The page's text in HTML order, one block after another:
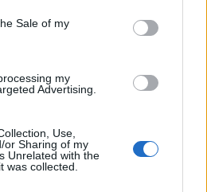
Sale of my
my
Advertising.
Use,
or Sharing of my
Unrelated with the
was collected.
πορεία για το Τμήμα
στις Πανελλαδικές –